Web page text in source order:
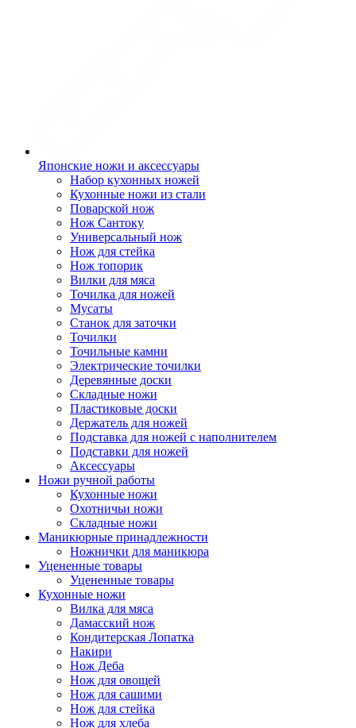
Японские ножи и аксессуары
Набор кухонных ножей
Кухонные ножи из стали
Поварской нож
Нож Сантоку
Универсальный нож
Нож для стейка
Нож топорик
Вилки для мяса
Точилка для ножей
Мусаты
Станок для заточки
Точилки
Точильные камни
Электрические точилки
Деревянные доски
Складные ножи
Пластиковые доски
Держатель для ножей
Подставка для ножей с наполнителем
Подставки для ножей
Аксессуары
Ножи ручной работы
Кухонные ножи
Охотничьи ножи
Складные ножи
Маникюрные принадлежности
Ножнички для маникюра
Уцененные товары
Уцененные товары
Кухонные ножи
Вилка для мяса
Дамасский нож
Кондитерская Лопатка
Накири
Нож Деба
Нож для овощей
Нож для сашими
Нож для стейка
Нож для хлеба